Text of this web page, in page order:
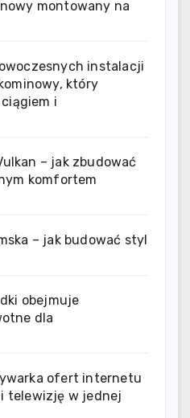
montowany na
instalacji
który
i
– jak zbudować
komfortem
– jak budować styl
obejmuje
dla
ofert internetu
telewizję w jednej